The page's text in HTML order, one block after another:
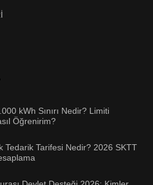
kWh Sınırı Nedir? Limiti
Öğrenirim?
Tedarik Tarifesi Nedir? 2026 SKTT